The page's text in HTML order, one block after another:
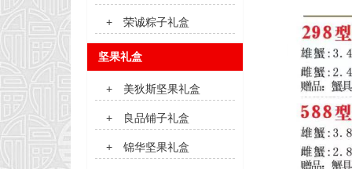
+ 荣诚粽子礼盒
坚果礼盒
+ 美狄斯坚果礼盒
+ 良品铺子礼盒
+ 锦华坚果礼盒